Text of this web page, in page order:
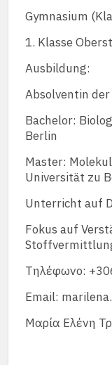
Gymnasium
1. Klasse
Ausbildung:
Absolventin der
Bachelor:
Berlin
Master:
Universität zu
Unterricht auf
Fokus auf
Τηλέφωνο:
Email:
Μαρία Ελένη